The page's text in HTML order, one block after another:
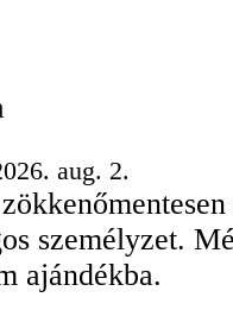
aug. 2.
személyzet.
ajándékba.